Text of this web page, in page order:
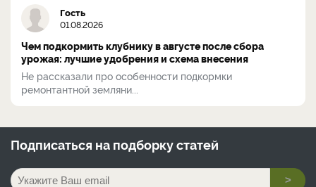
Гость
01.08.2026
Чем подкормить клубнику в августе после сбора
урожая: лучшие удобрения и схема внесения
Не рассказали про особенности подкормки
ремонтантной земляни...
Подписаться на подборку статей
>